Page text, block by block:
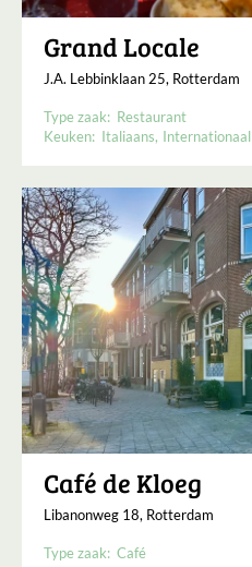
Grand Locale
J.A. Lebbinklaan 25, Rotterdam
Type zaak: Restaurant
Keuken: Italiaans Internationaal
Café de Kloeg
Libanonweg 18, Rotterdam
Type zaak: Café